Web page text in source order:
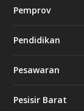
Pemprov
Pendidikan
Pesawaran
Pesisir Barat